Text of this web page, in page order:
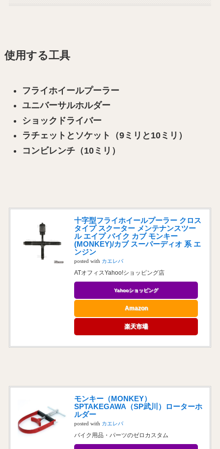
使用する工具
フライホイールプーラー
ユニバーサルホルダー
ショックドライバー
ラチェットとソケット（9ミリと10ミリ）
コンビレンチ（10ミリ）
十字型フライホイールプーラー クロス
タイプ スクーター メンテナンスツー
ル エイプ バイク カブ モンキー
(MONKEY)/カブ スーパーディオ 系 エ
ンジン
posted with カエレバ
ATオフィスYahoo!ショッピング店
Yahooショッピング
Amazon
楽天市場
モンキー（MONKEY）
SPTAKEGAWA（SP武川）ローターホ
ルダー
posted with カエレバ
バイク用品・パーツのゼロカスタム